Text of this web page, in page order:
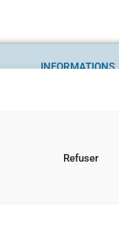
Refuser
INFORMATIONS